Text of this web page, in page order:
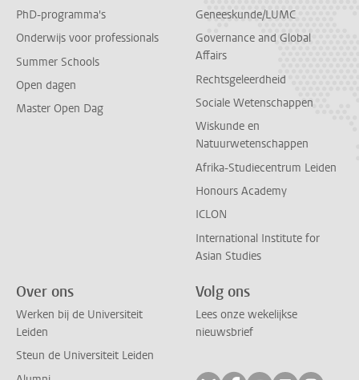
PhD-programma's
Onderwijs voor professionals
Summer Schools
Open dagen
Master Open Dag
Geneeskunde/LUMC
Governance and Global
Affairs
Rechtsgeleerdheid
Sociale Wetenschappen
Wiskunde en
Natuurwetenschappen
Afrika-Studiecentrum Leiden
Honours Academy
ICLON
International Institute for
Asian Studies
Over ons
Werken bij de Universiteit
Leiden
Steun de Universiteit Leiden
Volg ons
Lees onze wekelijkse
nieuwsbrief